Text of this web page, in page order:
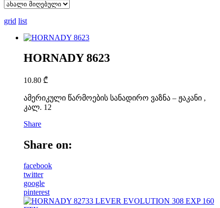
grid list
HORNADY 8623
10.80 ₾
ამერიკული წარმოების სანადირო ვაზნა – ჟაკანი ,
კალ. 12
Share
Share on:
facebook
twitter
google
pinterest